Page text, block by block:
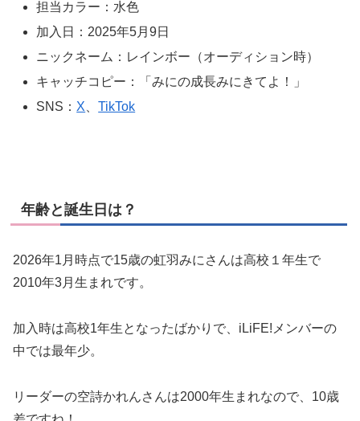
担当カラー：水色
加入日：2025年5月9日
ニックネーム：レインボー（オーディション時）
キャッチコピー：「みにの成長みにきてよ！」
SNS： X 、TikTok
年齢と誕生日は？
2026年1月時点で15歳の虹羽みにさんは高校１年生で
2010年3月生まれです。
加入時は高校1年生となったばかりで、iLiFE!メンバーの
中では最年少。
リーダーの空詩かれんさんは2000年生まれなので、10歳